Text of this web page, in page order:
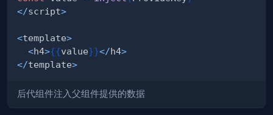
</script>
<template>
<h4>{{value}}</h4>
</template>
后代组件注入父组件提供的数据